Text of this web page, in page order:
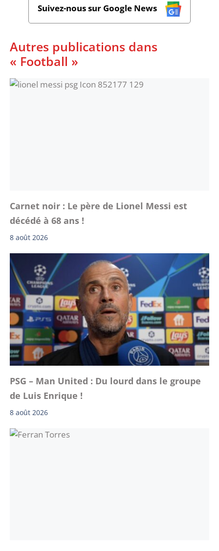
Suivez-nous sur Google News
Autres publications dans
« Football »
Carnet noir : Le père de Lionel Messi est
décédé à 68 ans !
8 août 2026
PSG – Man United : Du lourd dans le groupe
de Luis Enrique !
8 août 2026